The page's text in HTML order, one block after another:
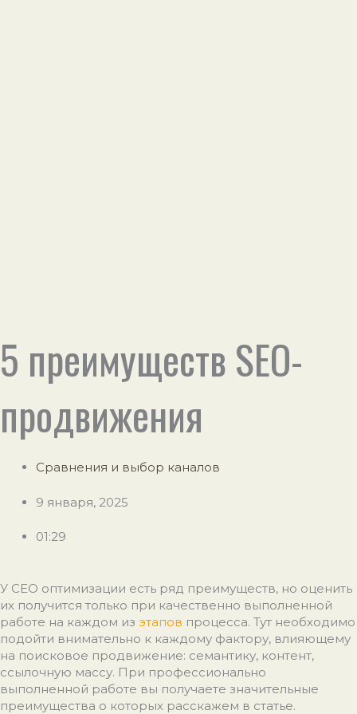
5 преимуществ SEO-
продвижения
Сравнения и выбор каналов
9 января, 2025
01:29
У СЕО оптимизации есть ряд преимуществ, но оценить
их получится только при качественно выполненной
работе на каждом из этапов процесса. Тут необходимо
подойти внимательно к каждому фактору, влияющему
на поисковое продвижение: семантику, контент,
ссылочную массу. При профессионально
выполненной работе вы получаете значительные
преимущества о которых расскажем в статье.